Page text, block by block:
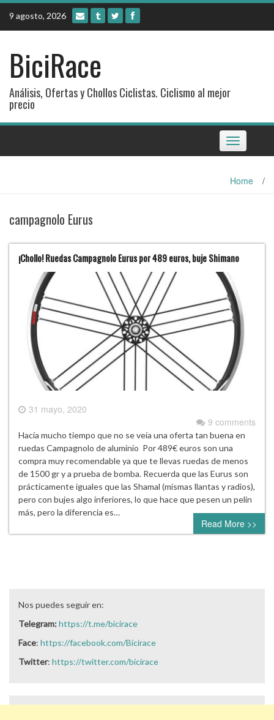
Skip
content
9 agosto, 2026
BiciRace
Análisis, Ofertas y Chollos Ciclistas. Ciclismo al mejor
precio
Toggle
navigation
Home /
campagnolo Eurus
¡Chollo! Ruedas Campagnolo Eurus por 489 euros, buje Shimano
31 mayo, 2020
9 comments
Hacía mucho tiempo que no se veía una oferta tan buena en
ruedas Campagnolo de aluminio Por 489€ euros son una
compra muy recomendable ya que te llevas ruedas de menos
de 1500 gr y a prueba de bomba. Recuerda que las Eurus son
prácticamente iguales que las Shamal (mismas llantas y radios),
pero con bujes algo inferiores, lo que hace que pesen un pelín
más, pero la diferencia es…
Read More >>
Nos puedes seguir en:
Telegram:https://t.me/bicirace
Face: https://facebook.com/Bicirace
Twitter: https://twitter.com/bicirace